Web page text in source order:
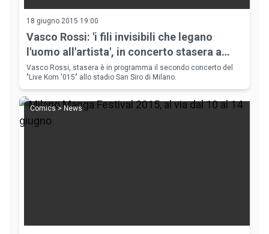
18 giugno 2015 19:00
Vasco Rossi: 'i fili invisibili che legano
l'uomo all'artista', in concerto stasera a
Milano
Vasco Rossi, stasera è in programma il secondo concerto del
"Live Kom '015" allo stadio San Siro di Milano.
Comics > News